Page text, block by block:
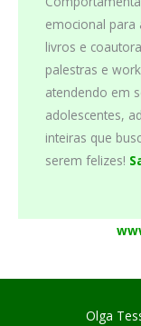
emocional para
livros e
palestras e
atendendo em
adolescentes,
inteiras que
serem felizes!
Olga